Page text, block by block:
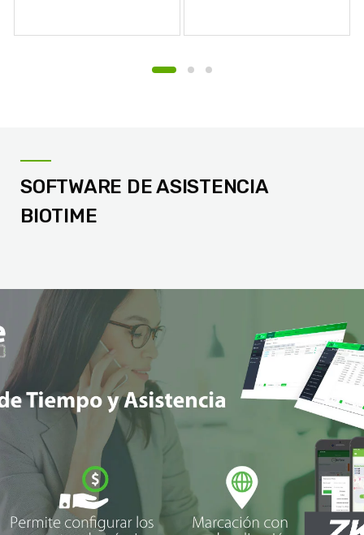
SOFTWARE DE ASISTENCIA
BIOTIME